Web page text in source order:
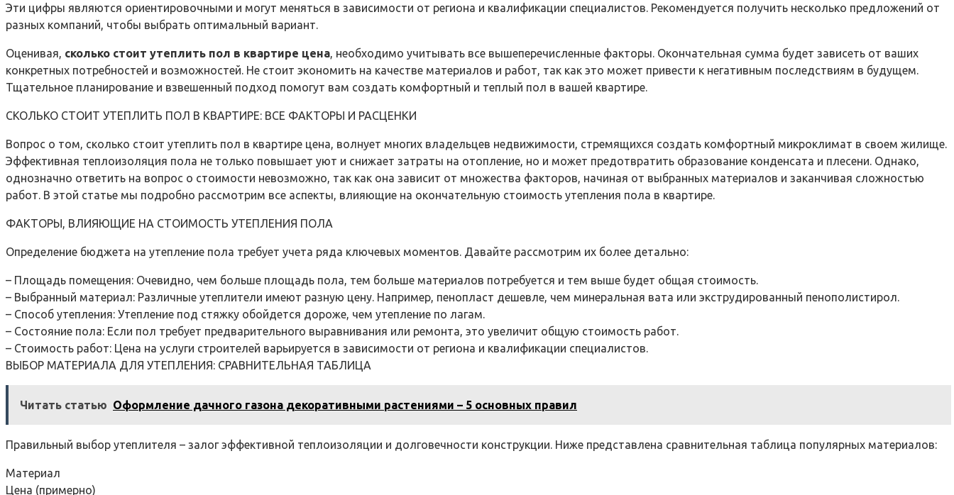
Эти цифры являются ориентировочными и могут меняться в зависимости от региона и квалификации специалистов. Рекомендуется получить несколько предложений от
разных компаний, чтобы выбрать оптимальный вариант.
Оценивая, сколько стоит утеплить пол в квартире цена, необходимо учитывать все вышеперечисленные факторы. Окончательная сумма будет зависеть от ваших
конкретных потребностей и возможностей. Не стоит экономить на качестве материалов и работ, так как это может привести к негативным последствиям в будущем.
Тщательное планирование и взвешенный подход помогут вам создать комфортный и теплый пол в вашей квартире.
СКОЛЬКО СТОИТ УТЕПЛИТЬ ПОЛ В КВАРТИРЕ: ВСЕ ФАКТОРЫ И РАСЦЕНКИ
Вопрос о том, сколько стоит утеплить пол в квартире цена, волнует многих владельцев недвижимости, стремящихся создать комфортный микроклимат в своем жилище.
Эффективная теплоизоляция пола не только повышает уют и снижает затраты на отопление, но и может предотвратить образование конденсата и плесени. Однако,
однозначно ответить на вопрос о стоимости невозможно, так как она зависит от множества факторов, начиная от выбранных материалов и заканчивая сложностью
работ. В этой статье мы подробно рассмотрим все аспекты, влияющие на окончательную стоимость утепления пола в квартире.
ФАКТОРЫ, ВЛИЯЮЩИЕ НА СТОИМОСТЬ УТЕПЛЕНИЯ ПОЛА
Определение бюджета на утепление пола требует учета ряда ключевых моментов. Давайте рассмотрим их более детально:
– Площадь помещения: Очевидно, чем больше площадь пола, тем больше материалов потребуется и тем выше будет общая стоимость.
– Выбранный материал: Различные утеплители имеют разную цену. Например, пенопласт дешевле, чем минеральная вата или экструдированный пенополистирол.
– Способ утепления: Утепление под стяжку обойдется дороже, чем утепление по лагам.
– Состояние пола: Если пол требует предварительного выравнивания или ремонта, это увеличит общую стоимость работ.
– Стоимость работ: Цена на услуги строителей варьируется в зависимости от региона и квалификации специалистов.
ВЫБОР МАТЕРИАЛА ДЛЯ УТЕПЛЕНИЯ: СРАВНИТЕЛЬНАЯ ТАБЛИЦА
Читать статью Оформление дачного газона декоративными растениями – 5 основных правил
Правильный выбор утеплителя – залог эффективной теплоизоляции и долговечности конструкции. Ниже представлена сравнительная таблица популярных материалов:
Материал
Цена (примерно)